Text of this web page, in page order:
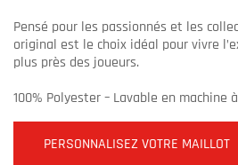
Pensé pour les passionnés et les
original est le choix idéal pour vivre
plus près des joueurs.
100% Polyester – Lavable en machine
PERSONNALISEZ VOTRE MAILLOT